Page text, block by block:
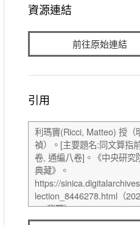
資源連結
前往原始連結
引用